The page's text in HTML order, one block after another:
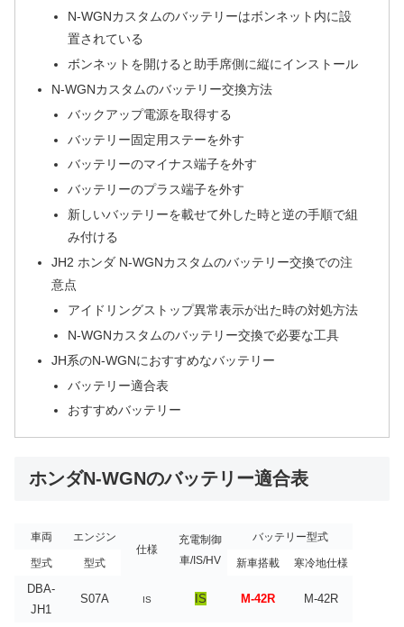
N-WGNカスタムのバッテリーはボンネット内に設
置されている
ボンネットを開けると助手席側に縦にインストール
N-WGNカスタムのバッテリー交換方法
バックアップ電源を取得する
バッテリー固定用ステーを外す
バッテリーのマイナス端子を外す
バッテリーのプラス端子を外す
新しいバッテリーを載せて外した時と逆の手順で組
み付ける
JH2 ホンダ N-WGNカスタムのバッテリー交換での注
意点
アイドリングストップ異常表示が出た時の対処方法
N-WGNカスタムのバッテリー交換で必要な工具
JH系のN-WGNにおすすめなバッテリー
バッテリー適合表
おすすめバッテリー
ホンダN-WGNのバッテリー適合表
車両
エンジン
仕様
充電制御
車/IS/HV
バッテリー型式
型式 型式 新車搭載 寒冷地仕様
DBA-
JH1
S07A IS IS M-42R M-42R